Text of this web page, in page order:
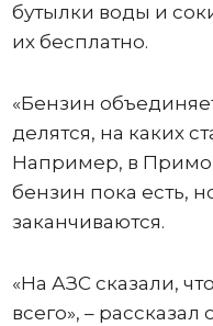
бутылки воды и
их бесплатно.
«Бензин
делятся, на каких
Например, в
бензин пока есть,
заканчиваются.
«На АЗС сказали,
всего», – рассказал